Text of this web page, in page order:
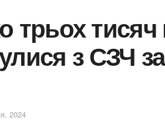
трьох тисяч
з СЗЧ
2024